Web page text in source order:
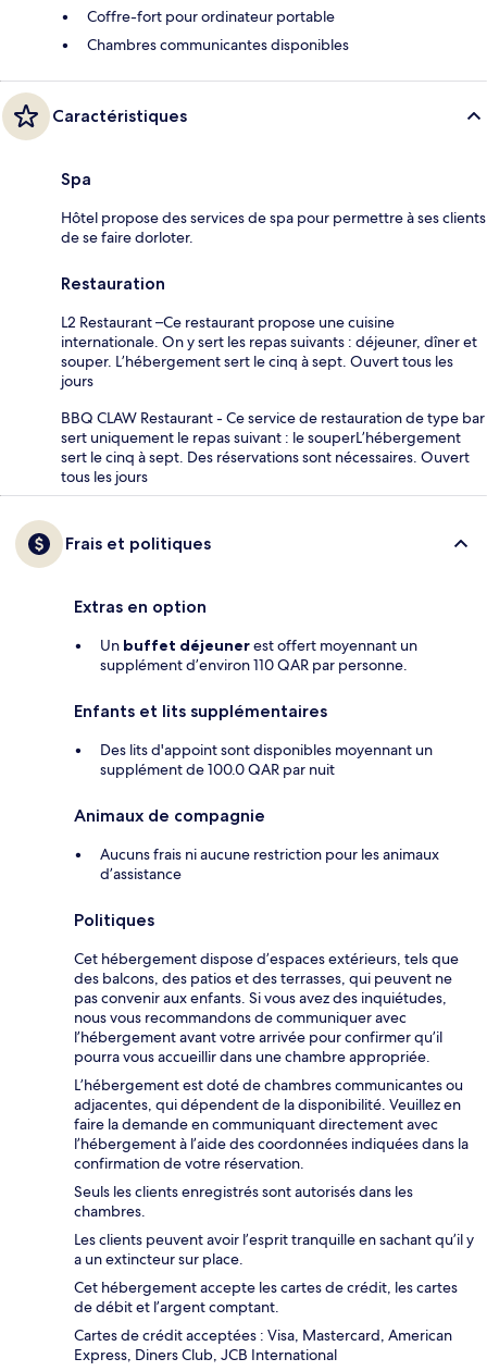
Coffre-fort pour ordinateur portable
Chambres communicantes disponibles
Caractéristiques
Spa
Hôtel propose des services de spa pour permettre à ses clients
de se faire dorloter.
Restauration
L2 Restaurant –Ce restaurant propose une cuisine
internationale. On y sert les repas suivants : déjeuner, dîner et
souper. L’hébergement sert le cinq à sept. Ouvert tous les
jours
BBQ CLAW Restaurant - Ce service de restauration de type bar
sert uniquement le repas suivant : le souperL’hébergement
sert le cinq à sept. Des réservations sont nécessaires. Ouvert
tous les jours
Frais et politiques
Extras en option
Un buffet déjeunerest offert moyennant un
supplément d’environ 110 QAR par personne.
Enfants et lits supplémentaires
Des lits d'appoint sont disponibles moyennant un
supplément de 100.0 QAR par nuit
Animaux de compagnie
Aucuns frais ni aucune restriction pour les animaux
d’assistance
Politiques
Cet hébergement dispose d’espaces extérieurs, tels que
des balcons, des patios et des terrasses, qui peuvent ne
pas convenir aux enfants. Si vous avez des inquiétudes,
nous vous recommandons de communiquer avec
l’hébergement avant votre arrivée pour confirmer qu’il
pourra vous accueillir dans une chambre appropriée.
L’hébergement est doté de chambres communicantes ou
adjacentes, qui dépendent de la disponibilité. Veuillez en
faire la demande en communiquant directement avec
l’hébergement à l’aide des coordonnées indiquées dans la
confirmation de votre réservation.
Seuls les clients enregistrés sont autorisés dans les
chambres.
Les clients peuvent avoir l’esprit tranquille en sachant qu’il y
a un extincteur sur place.
Cet hébergement accepte les cartes de crédit, les cartes
de débit et l’argent comptant.
Cartes de crédit acceptées : Visa, Mastercard, American
Express, Diners Club, JCB International